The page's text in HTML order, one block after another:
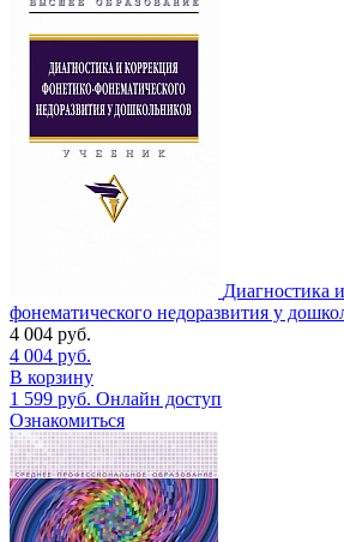
Диагностика
фонематического недоразвития у
4 004 руб.
4 004 руб.
В корзину
1 599 руб. Онлайн доступ
Ознакомиться